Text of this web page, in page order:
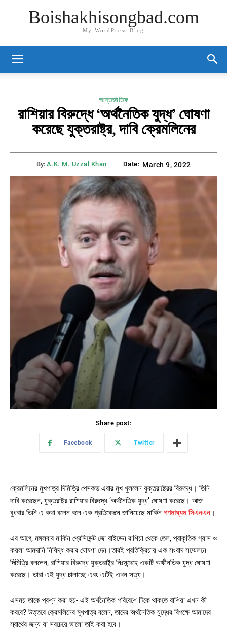
Boishakhisongbad.com
My WordPress Blog
আন্তর্জাতিক
রাশিয়ার বিরুদ্ধে ‘অর্থনৈতিক যুদ্ধ’ ঘোষণা
করেছে যুক্তরাষ্ট্র, দাবি ক্রেমলিনের
By: A.K. M. Uzzal Khan Date: March 9, 2022
Share post:
Facebook Twitter
ক্রেমলিনের মুখপাত্র দিমিত্রি পেসকভ এবার মুখ খুললেন যুক্তরাষ্ট্রের বিরুদ্ধে। তিনি
দাবি করেছেন, যুক্তরাষ্ট্র রাশিয়ার বিরুদ্ধে ‘অর্থনৈতিক যুদ্ধ’ ঘোষণা করেছে। আজ
বুধবার তিনি এ কথা বলেন বলে এক প্রতিবেদনে জানিয়েছে মার্কিন গণমাধ্যম সিএনএন।
এর আগে, মঙ্গলবার মার্কিন প্রেসিডেন্ট জো বাইডেন রাশিয়া থেকে তেল, প্রাকৃতিক গ্যাস ও
কয়লা আমদানি নিষিদ্ধ করার ঘোষণা দেন।তারই প্রতিক্রিয়ায় এক সংবাদ সম্মেলনে
দিমিত্রি বললেন, রাশিয়ার বিরুদ্ধে যুক্তরাষ্ট্র নিঃসন্দেহে একটি অর্থনৈতিক যুদ্ধ ঘোষণা
করেছে। তারা এই যুদ্ধ চালাচ্ছে এবং এটিই এখন সত্য।
এসময় তাকে প্রশ্ন করা হয়- এই অর্থনৈতিক পরিবেশে টিকে থাকতে রাশিয়া এখন কী
করবে? উত্তরে ক্রেমলিনের মুখপাত্র বলেন, তাদের অর্থনৈতিক যুদ্ধের বিপক্ষে আমাদের
স্বার্থের জন্য যা সবচেয়ে ভালো তাই করা হবে।